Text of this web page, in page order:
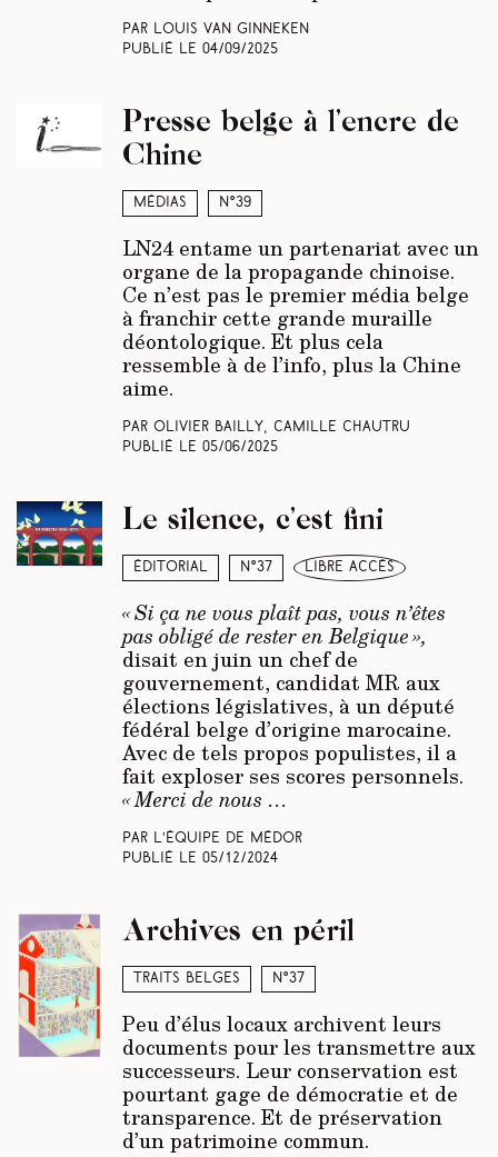
Par Louis Van Ginneken
Publié le 04/09/2025
Médias N°39
Presse belge à l’encre de
Chine
LN24 entame un partenariat avec un
organe de la propagande chinoise.
Ce n’est pas le premier média belge
à franchir cette grande muraille
déontologique. Et plus cela
ressemble à de l’info, plus la Chine
aime.
Par Olivier Bailly, Camille Chautru
Publié le 05/06/2025
Éditorial N°37 libre accès
Le silence, c’est fini
« Si ça ne vous plaît pas, vous n’êtes
pas obligé de rester en Belgique »,
disait en juin un chef de
gouvernement, candidat MR aux
élections législatives, à un député
fédéral belge d’origine marocaine.
Avec de tels propos populistes, il a
fait exploser ses scores personnels.
« Merci de nous …
Par L’équipe de Médor
Publié le 05/12/2024
Traits belges N°37
Archives en péril
Peu d’élus locaux archivent leurs
documents pour les transmettre aux
successeurs. Leur conservation est
pourtant gage de démocratie et de
transparence. Et de préservation
d’un patrimoine commun.